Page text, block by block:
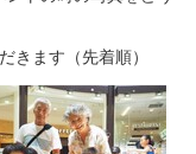
ます（先着順）